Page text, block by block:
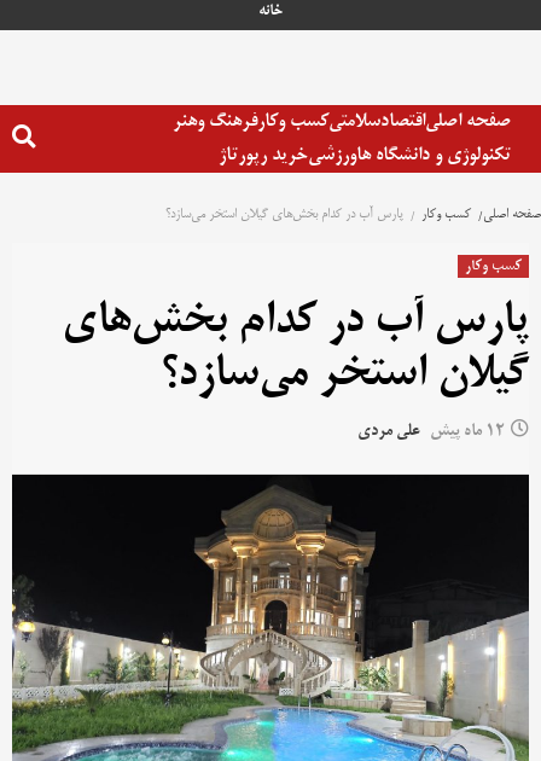
خانه
صفحه اصلیاقتصادسلامتیکسب وکارفرهنگ وهنر
تکنولوژی و دانشگاه هاورزشیخرید رپورتاژ
صفحه اصلی کسب وکار پارس آب در کدام بخش‌های گیلان استخر می‌سازد؟
کسب وکار
پارس آب در کدام بخش‌های
گیلان استخر می‌سازد؟
12 ماه پیش علی مردی